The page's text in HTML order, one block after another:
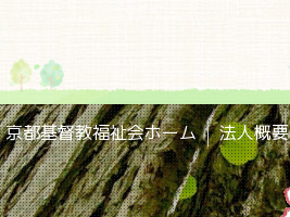
京都基督教福祉会ホーム 法人概要